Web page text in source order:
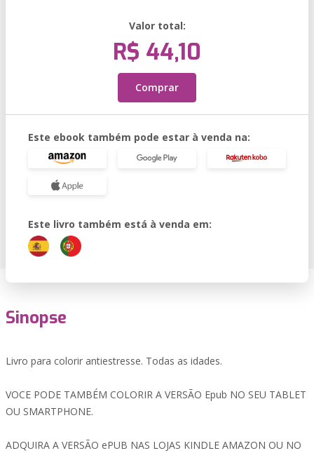
Valor total:
R$ 44,10
Comprar
Este ebook também pode estar à venda na:
Este livro também está à venda em:
Sinopse
Livro para colorir antiestresse. Todas as idades.
VOCE PODE TAMBÉM COLORIR A VERSÃO Epub NO SEU TABLET
OU SMARTPHONE.
ADQUIRA A VERSÃO ePUB NAS LOJAS KINDLE AMAZON OU NO